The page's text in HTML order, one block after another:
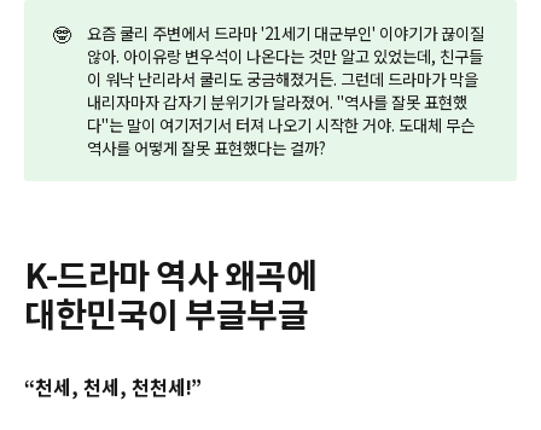
🤓
요즘 쿨리 주변에서 드라마 '21세기 대군부인' 이야기가 끊이질
않아. 아이유랑 변우석이 나온다는 것만 알고 있었는데, 친구들
이 워낙 난리라서 쿨리도 궁금해졌거든. 그런데 드라마가 막을
내리자마자 갑자기 분위기가 달라졌어. "역사를 잘못 표현했
다"는 말이 여기저기서 터져 나오기 시작한 거야. 도대체 무슨
역사를 어떻게 잘못 표현했다는 걸까?
K-드라마 역사 왜곡에
대한민국이 부글부글
“천세, 천세, 천천세!”